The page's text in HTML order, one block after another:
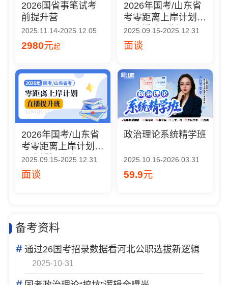
2026国省事笔试考
前提升营
2025.11.14-2025.12.05
2980元起
2026年国考/山东省
考零距离上岸计划
（直播冲刺版）
2025.09.15-2025.12.31
面谈
2026年国考/山东省
考零距离上岸计划
（直播提升班）
2025.09.15-2025.12.31
面谈
政治理论系统精学班
2025.10.16-2026.03.31
59.9元
备考资料
#通过26国考招录数据看河北公职选拔新逻辑
2025-10-31